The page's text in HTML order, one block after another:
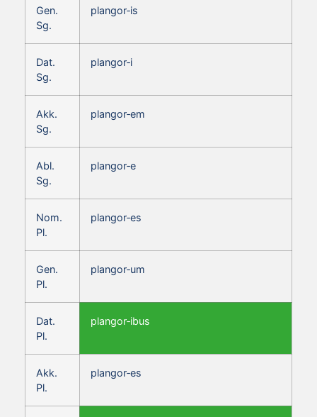
Gen.
Sg.
plangor‑is
Dat.
Sg.
plangor‑i
Akk.
Sg.
plangor‑em
Abl.
Sg.
plangor‑e
Nom.
Pl.
plangor‑es
Gen.
Pl.
plangor‑um
Dat.
Pl.
plangor‑ibus
Akk.
Pl.
plangor‑es